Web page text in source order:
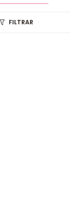
FILTRAR